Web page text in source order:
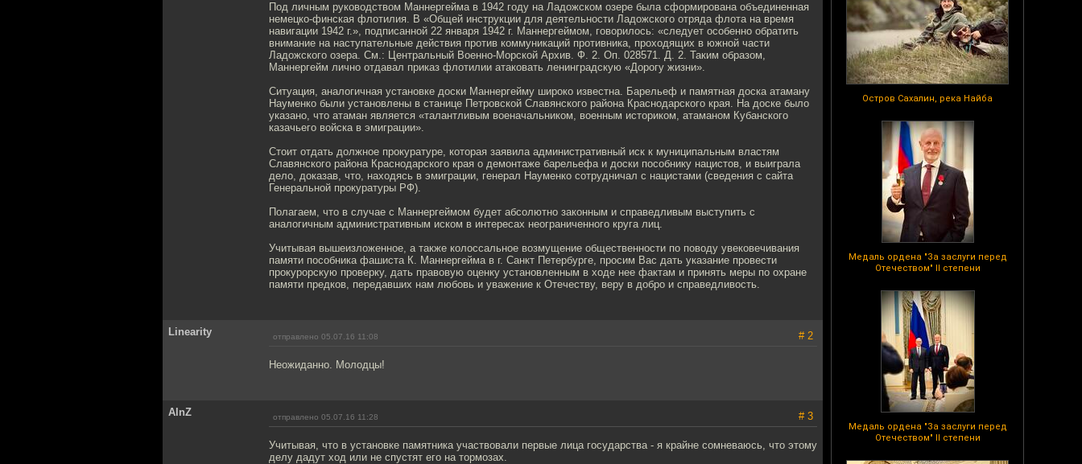
Остров Сахалин, река Найба
Медаль ордена "За заслуги перед
Отечеством" II степени
Медаль ордена "За заслуги перед
Отечеством" II степени
Под личным руководством Маннергейма в 1942 году на Ладожском озере была сформирована объединенная
немецко-финская флотилия. В «Общей инструкции для деятельности Ладожского отряда флота на время
навигации 1942 г.», подписанной 22 января 1942 г. Маннергеймом, говорилось: «следует особенно обратить
внимание на наступательные действия против коммуникаций противника, проходящих в южной части
Ладожского озера. См.: Центральный Военно-Морской Архив. Ф. 2. Оп. 028571. Д. 2. Таким образом,
Маннергейм лично отдавал приказ флотилии атаковать ленинградскую «Дорогу жизни».
Ситуация, аналогичная установке доски Маннергейму широко известна. Барельеф и памятная доска атаману
Науменко были установлены в станице Петровской Славянского района Краснодарского края. На доске было
указано, что атаман является «талантливым военачальником, военным историком, атаманом Кубанского
казачьего войска в эмиграции».
Стоит отдать должное прокуратуре, которая заявила административный иск к муниципальным властям
Славянского района Краснодарского края о демонтаже барельефа и доски пособнику нацистов, и выиграла
дело, доказав, что, находясь в эмиграции, генерал Науменко сотрудничал с нацистами (сведения с сайта
Генеральной прокуратуры РФ).
Полагаем, что в случае с Маннергеймом будет абсолютно законным и справедливым выступить с
аналогичным административным иском в интересах неограниченного круга лиц.
Учитывая вышеизложенное, а также колоссальное возмущение общественности по поводу увековечивания
памяти пособника фашиста К. Маннергейма в г. Санкт Петербурге, просим Вас дать указание провести
прокурорскую проверку, дать правовую оценку установленным в ходе нее фактам и принять меры по охране
памяти предков, передавших нам любовь и уважение к Отечеству, веру в добро и справедливость.
Linearity отправлено 05.07.16 11:08 # 2
Неожиданно. Молодцы!
AlnZ отправлено 05.07.16 11:28 # 3
Учитывая, что в установке памятника участвовали первые лица государства - я крайне сомневаюсь, что этому
делу дадут ход или не спустят его на тормозах.